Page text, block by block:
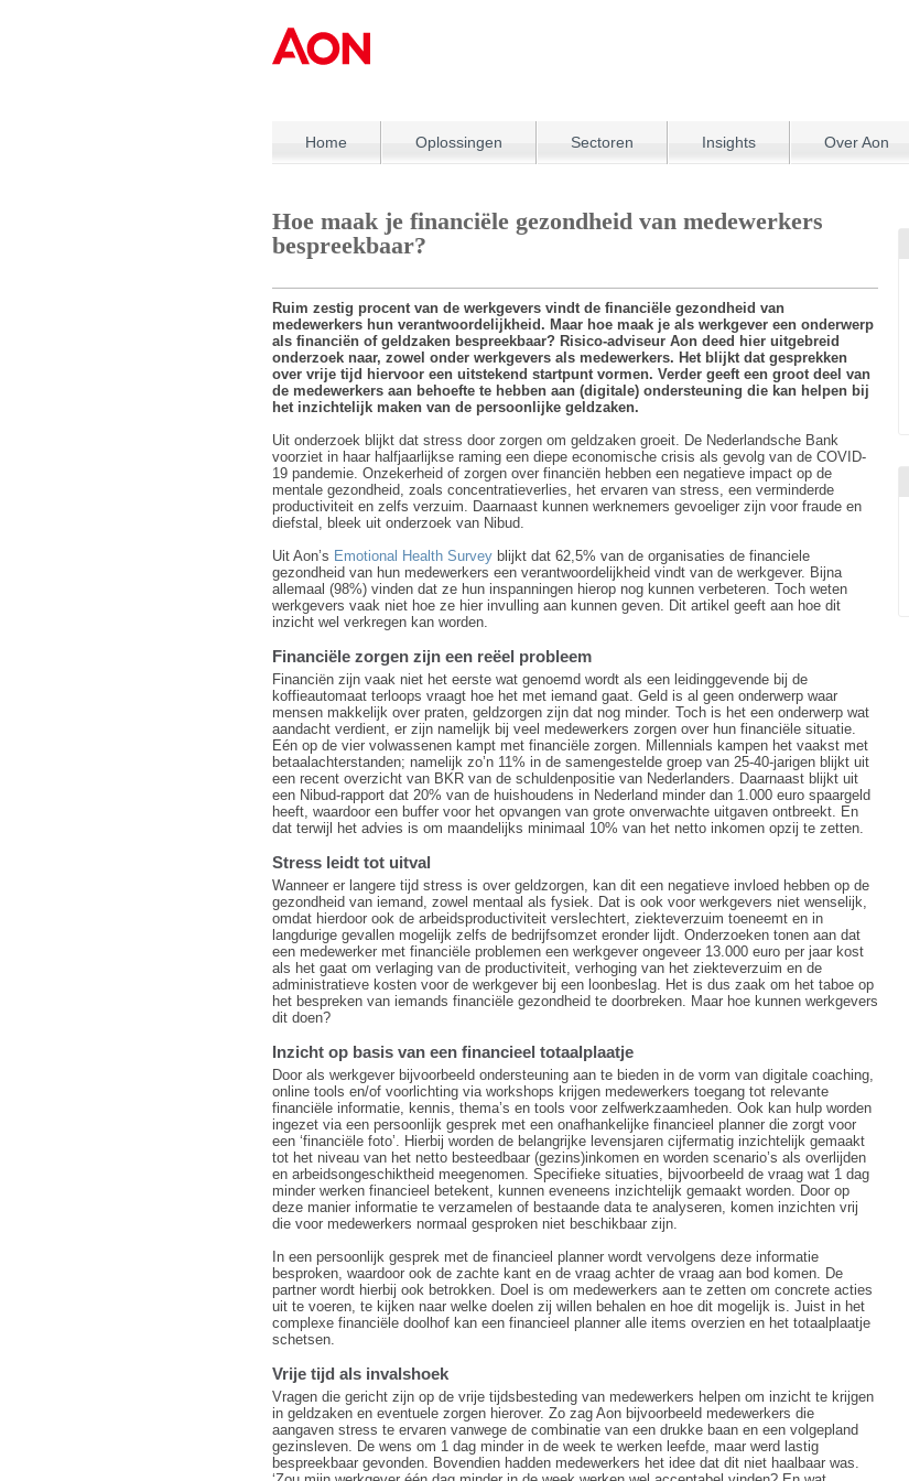
Home Oplossingen Sectoren Insights Over Aon
Hoe maak je financiële gezondheid van medewerkers
bespreekbaar?
Ruim zestig procent van de werkgevers vindt de financiële gezondheid van
medewerkers hun verantwoordelijkheid. Maar hoe maak je als werkgever een onderwerp
als financiën of geldzaken bespreekbaar? Risico-adviseur Aon deed hier uitgebreid
onderzoek naar, zowel onder werkgevers als medewerkers. Het blijkt dat gesprekken
over vrije tijd hiervoor een uitstekend startpunt vormen. Verder geeft een groot deel van
de medewerkers aan behoefte te hebben aan (digitale) ondersteuning die kan helpen bij
het inzichtelijk maken van de persoonlijke geldzaken.
Uit onderzoek blijkt dat stress door zorgen om geldzaken groeit. De Nederlandsche Bank
voorziet in haar halfjaarlijkse raming een diepe economische crisis als gevolg van de COVID-
19 pandemie. Onzekerheid of zorgen over financiën hebben een negatieve impact op de
mentale gezondheid, zoals concentratieverlies, het ervaren van stress, een verminderde
productiviteit en zelfs verzuim. Daarnaast kunnen werknemers gevoeliger zijn voor fraude en
diefstal, bleek uit onderzoek van Nibud.
Uit Aon’s Emotional Health Survey blijkt dat 62,5% van de organisaties de financiele
gezondheid van hun medewerkers een verantwoordelijkheid vindt van de werkgever. Bijna
allemaal (98%) vinden dat ze hun inspanningen hierop nog kunnen verbeteren. Toch weten
werkgevers vaak niet hoe ze hier invulling aan kunnen geven. Dit artikel geeft aan hoe dit
inzicht wel verkregen kan worden.
Financiële zorgen zijn een reëel probleem
Financiën zijn vaak niet het eerste wat genoemd wordt als een leidinggevende bij de
koffieautomaat terloops vraagt hoe het met iemand gaat. Geld is al geen onderwerp waar
mensen makkelijk over praten, geldzorgen zijn dat nog minder. Toch is het een onderwerp wat
aandacht verdient, er zijn namelijk bij veel medewerkers zorgen over hun financiële situatie.
Eén op de vier volwassenen kampt met financiële zorgen. Millennials kampen het vaakst met
betaalachterstanden; namelijk zo’n 11% in de samengestelde groep van 25-40-jarigen blijkt uit
een recent overzicht van BKR van de schuldenpositie van Nederlanders. Daarnaast blijkt uit
een Nibud-rapport dat 20% van de huishoudens in Nederland minder dan 1.000 euro spaargeld
heeft, waardoor een buffer voor het opvangen van grote onverwachte uitgaven ontbreekt. En
dat terwijl het advies is om maandelijks minimaal 10% van het netto inkomen opzij te zetten.
Stress leidt tot uitval
Wanneer er langere tijd stress is over geldzorgen, kan dit een negatieve invloed hebben op de
gezondheid van iemand, zowel mentaal als fysiek. Dat is ook voor werkgevers niet wenselijk,
omdat hierdoor ook de arbeidsproductiviteit verslechtert, ziekteverzuim toeneemt en in
langdurige gevallen mogelijk zelfs de bedrijfsomzet eronder lijdt. Onderzoeken tonen aan dat
een medewerker met financiële problemen een werkgever ongeveer 13.000 euro per jaar kost
als het gaat om verlaging van de productiviteit, verhoging van het ziekteverzuim en de
administratieve kosten voor de werkgever bij een loonbeslag. Het is dus zaak om het taboe op
het bespreken van iemands financiële gezondheid te doorbreken. Maar hoe kunnen werkgevers
dit doen?
Inzicht op basis van een financieel totaalplaatje
Door als werkgever bijvoorbeeld ondersteuning aan te bieden in de vorm van digitale coaching,
online tools en/of voorlichting via workshops krijgen medewerkers toegang tot relevante
financiële informatie, kennis, thema’s en tools voor zelfwerkzaamheden. Ook kan hulp worden
ingezet via een persoonlijk gesprek met een onafhankelijke financieel planner die zorgt voor
een ‘financiële foto’. Hierbij worden de belangrijke levensjaren cijfermatig inzichtelijk gemaakt
tot het niveau van het netto besteedbaar (gezins)inkomen en worden scenario’s als overlijden
en arbeidsongeschiktheid meegenomen. Specifieke situaties, bijvoorbeeld de vraag wat 1 dag
minder werken financieel betekent, kunnen eveneens inzichtelijk gemaakt worden. Door op
deze manier informatie te verzamelen of bestaande data te analyseren, komen inzichten vrij
die voor medewerkers normaal gesproken niet beschikbaar zijn.
In een persoonlijk gesprek met de financieel planner wordt vervolgens deze informatie
besproken, waardoor ook de zachte kant en de vraag achter de vraag aan bod komen. De
partner wordt hierbij ook betrokken. Doel is om medewerkers aan te zetten om concrete acties
uit te voeren, te kijken naar welke doelen zij willen behalen en hoe dit mogelijk is. Juist in het
complexe financiële doolhof kan een financieel planner alle items overzien en het totaalplaatje
schetsen.
Vrije tijd als invalshoek
Vragen die gericht zijn op de vrije tijdsbesteding van medewerkers helpen om inzicht te krijgen
in geldzaken en eventuele zorgen hierover. Zo zag Aon bijvoorbeeld medewerkers die
aangaven stress te ervaren vanwege de combinatie van een drukke baan en een volgepland
gezinsleven. De wens om 1 dag minder in de week te werken leefde, maar werd lastig
bespreekbaar gevonden. Bovendien hadden medewerkers het idee dat dit niet haalbaar was.